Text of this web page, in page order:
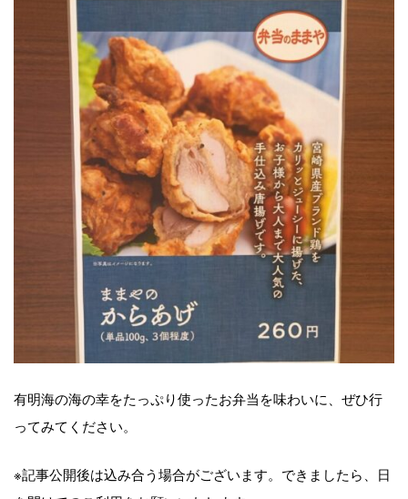
有明海の海の幸をたっぷり使ったお弁当を味わいに、ぜひ行
ってみてください。
※記事公開後は込み合う場合がございます。できましたら、日